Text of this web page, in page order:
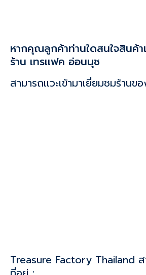
หากคุณลูกค้าท่านใดสนใจสินค้
ร้าน เทรเเฟค อ่อนนุช
สามารถเเวะเข้ามาเยี่ยมชมร้านข
Treasure Factory Thailand